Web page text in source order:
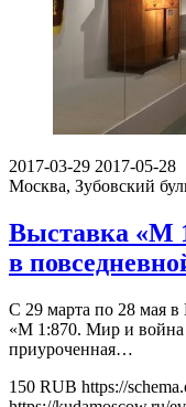
2017-03-29 2017-05-28
Москва, Зубовский
Выставка «М
в
С 29 марта по 28 мая
«М 1:870. Мир и
приуроченная…
150 RUB https://